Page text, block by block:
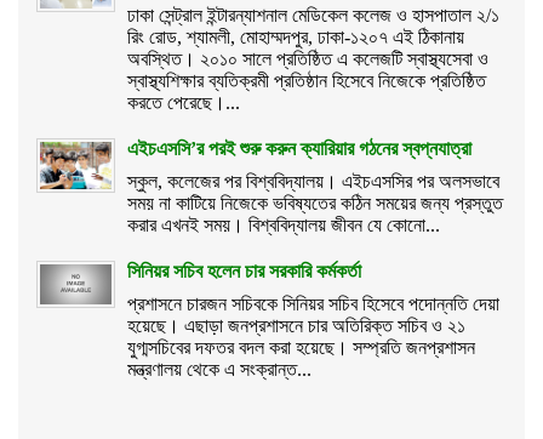
ঢাকা সেন্ট্রাল ইন্টারন্যাশনাল মেডিকেল কলেজ ও হাসপাতাল ২/১
রিং রোড, শ্যামলী, মোহাম্মদপুর, ঢাকা-১২০৭ এই ঠিকানায়
অবস্থিত। ২০১০ সালে প্রতিষ্ঠিত এ কলেজটি স্বাস্থ্যসেবা ও
স্বাস্থ্যশিক্ষার ব্যতিক্রমী প্রতিষ্ঠান হিসেবে নিজেকে প্রতিষ্ঠিত
করতে পেরেছে।...
এইচএসসি’র পরই শুরু করুন ক্যারিয়ার গঠনের স্বপ্নযাত্রা
স্কুল, কলেজের পর বিশ্ববিদ্যালয়। এইচএসসির পর অলসভাবে
সময় না কাটিয়ে নিজেকে ভবিষ্যতের কঠিন সময়ের জন্য প্রস্তুত
করার এখনই সময়। বিশ্ববিদ্যালয় জীবন যে কোনো...
সিনিয়র সচিব হলেন চার সরকারি কর্মকর্তা
প্রশাসনে চারজন সচিবকে সিনিয়র সচিব হিসেবে পদোন্নতি দেয়া
হয়েছে। এছাড়া জনপ্রশাসনে চার অতিরিক্ত সচিব ও ২১
যুগ্মসচিবের দফতর বদল করা হয়েছে। সম্প্রতি জনপ্রশাসন
মন্ত্রণালয় থেকে এ সংক্রান্ত...